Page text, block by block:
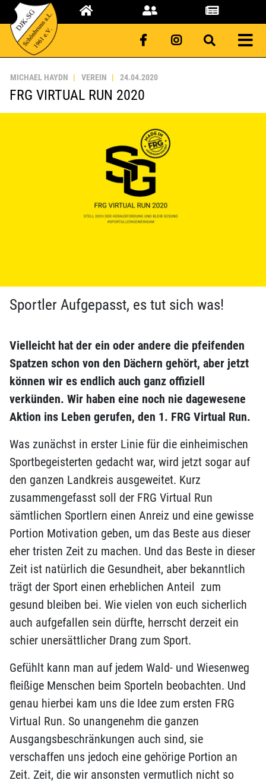
MICHAEL HAYDN VEREIN 24.04.2020
FRG VIRTUAL RUN 2020
Sportler Aufgepasst, es tut sich was!
Vielleicht hat der ein oder andere die pfeifenden
Spatzen schon von den Dächern gehört, aber jetzt
können wir es endlich auch ganz offiziell
verkünden. Wir haben eine noch nie dagewesene
Aktion ins Leben gerufen, den 1. FRG Virtual Run.
Was zunächst in erster Linie für die einheimischen
Sportbegeisterten gedacht war, wird jetzt sogar auf
den ganzen Landkreis ausgeweitet. Kurz
zusammengefasst soll der FRG Virtual Run
sämtlichen Sportlern einen Anreiz und eine gewisse
Portion Motivation geben, um das Beste aus dieser
eher tristen Zeit zu machen. Und das Beste in dieser
Zeit ist natürlich die Gesundheit, aber bekanntlich
trägt der Sport einen erheblichen Anteil zum
gesund bleiben bei. Wie vielen von euch sicherlich
auch aufgefallen sein dürfte, herrscht derzeit ein
schier unersättlicher Drang zum Sport.
Gefühlt kann man auf jedem Wald- und Wiesenweg
fleißige Menschen beim Sporteln beobachten. Und
genau hierbei kam uns die Idee zum ersten FRG
Virtual Run. So unangenehm die ganzen
Ausgangsbeschränkungen auch sind, sie
verschaffen uns jedoch eine gehörige Portion an
Zeit. Zeit, die wir ansonsten vermutlich nicht so